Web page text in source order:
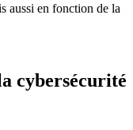
aussi en fonction de la
cybersécurité